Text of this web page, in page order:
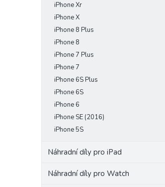
iPhone Xr
iPhone X
iPhone 8 Plus
iPhone 8
iPhone 7 Plus
iPhone 7
iPhone 6S Plus
iPhone 6S
iPhone 6
iPhone SE (2016)
iPhone 5S
Náhradní díly pro iPad
Náhradní díly pro Watch